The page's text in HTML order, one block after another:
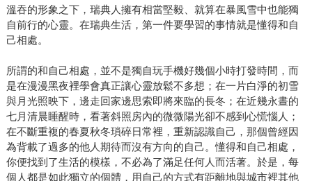
溫吞的形象之下，瑞典人擁有相當堅毅、就算在暴風雪中也能獨
自前行的心靈。在瑞典生活，第一件要學習的事情就是懂得和自
己相處。
所謂的和自己相處，並不是獨自玩手機好幾個小時打發時間，而
是在漫漫黑夜裡學會真正讓心靈放鬆不多想；在一片白淨的初雪
與月光照映下，邊走回家邊思索即將來臨的長冬；在近幾永晝的
七月清晨睡醒時，看著斜照房內的微微陽光卻不感到心慌惱人；
在不斷重複的春夏秋冬瑣碎日常裡，重新認識自己，那個曾經因
為背載了過多的他人期待而沒有方向的自己。懂得和自己相處，
你便找到了生活的模樣，不必為了滿足任何人而活著。於是，每
個人都是如此獨立的個體，用自己的方式有距離地與城市裡其他